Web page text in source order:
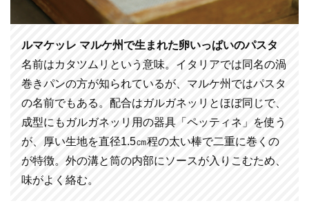
ルマケッレ マルケ州で生まれた卵いっぱいのパスタ
名前はカタツムリという意味。イタリアでは同名の渦
巻きパンの方が知られているが、マルケ州ではパスタ
の名前でもある。配合はガルガネッリとほぼ同じで、
成型にもガルガネッリ用の器具「ペッティネ」を使う
が、厚い生地を直径1.5㎝程の太い棒で二重に巻くの
が特徴。外の溝と筒の内部にソースが入りこむため、
味がよく絡む。